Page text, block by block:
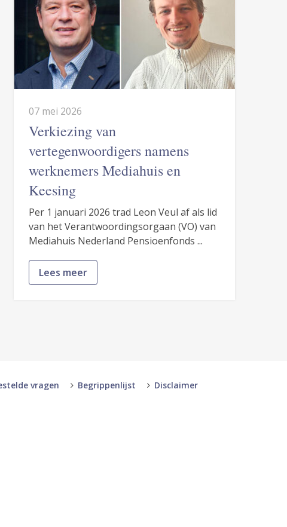
07 mei 2026
Verkiezing van
vertegenwoordigers namens
werknemers Mediahuis en
Keesing
Per 1 januari 2026 trad Leon Veul af als lid
van het Verantwoordingsorgaan (VO) van
Mediahuis Nederland Pensioenfonds ...
Lees meer
vragen Begrippenlijst
Disclaimer